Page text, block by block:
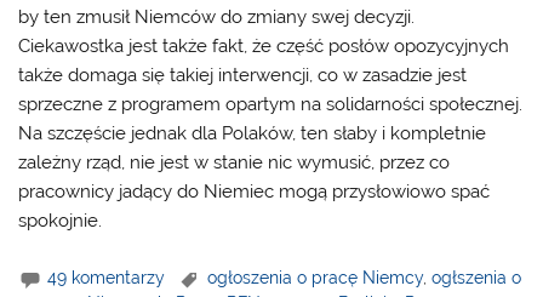
by ten zmusił Niemców do zmiany swej decyzji.
Ciekawostka jest także fakt, że część posłów opozycyjnych
także domaga się takiej interwencji, co w zasadzie jest
sprzeczne z programem opartym na solidarności społecznej.
Na szczęście jednak dla Polaków, ten słaby i kompletnie
zależny rząd, nie jest w stanie nic wymusić, przez co
pracownicy jadący do Niemiec mogą przysłowiowo spać
spokojnie.
49 komentarzy ogłoszenia o pracę Niemcy,ogłszenia o